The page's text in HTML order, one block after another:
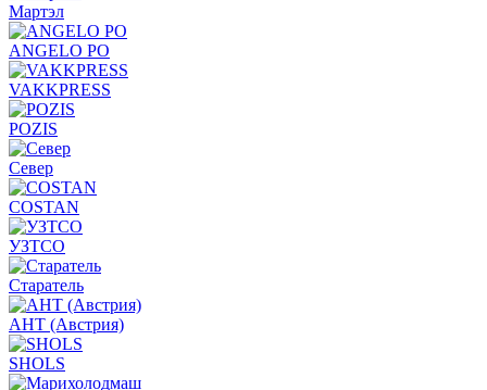
Мартэл
ANGELO PO
VAKKPRESS
POZIS
Север
COSTAN
УЗТСО
Старатель
АНТ (Австрия)
SHOLS